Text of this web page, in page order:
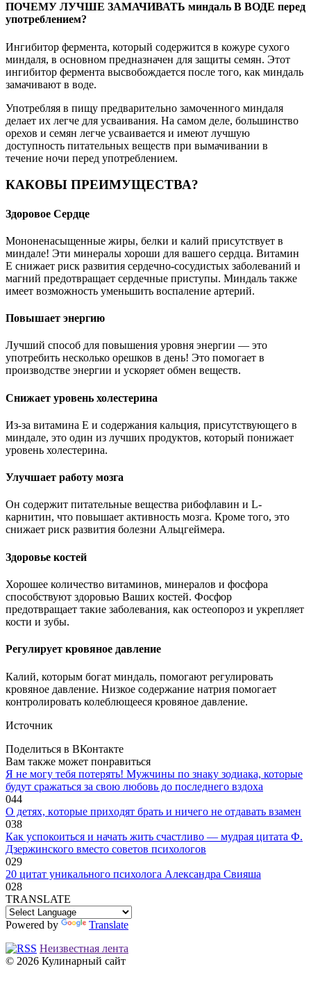
ПОЧЕМУ ЛУЧШЕ ЗАМАЧИВАТЬ миндаль В ВОДЕ перед
употреблением?
Ингибитор фермента, который содержится в кожуре сухого
миндаля, в основном предназначен для защиты семян. Этот
ингибитор фермента высвобождается после того, как миндаль
замачивают в воде.
Употребляя в пищу предварительно замоченного миндаля
делает их легче для усваивания. На самом деле, большинство
орехов и семян легче усваивается и имеют лучшую
доступность питательных веществ при вымачивании в
течение ночи перед употреблением.
КАКОВЫ ПРЕИМУЩЕСТВА?
Здоровое Сердце
Мононенасыщенные жиры, белки и калий присутствует в
миндале! Эти минералы хороши для вашего сердца. Витамин
Е снижает риск развития сердечно-сосудистых заболеваний и
магний предотвращает сердечные приступы. Миндаль также
имеет возможность уменьшить воспаление артерий.
Повышает энергию
Лучший способ для повышения уровня энергии — это
употребить несколько орешков в день! Это помогает в
производстве энергии и ускоряет обмен веществ.
Снижает уровень холестерина
Из-за витамина Е и содержания кальция, присутствующего в
миндале, это один из лучших продуктов, который понижает
уровень холестерина.
Улучшает работу мозга
Он содержит питательные вещества рибофлавин и L-
карнитин, что повышает активность мозга. Кроме того, это
снижает риск развития болезни Альцгеймера.
Здоровье костей
Хорошее количество витаминов, минералов и фосфора
способствуют здоровью Ваших костей. Фосфор
предотвращает такие заболевания, как остеопороз и укрепляет
кости и зубы.
Регулирует кровяное давление
Калий, которым богат миндаль, помогают регулировать
кровяное давление. Низкое содержание натрия помогает
контролировать колеблющееся кровяное давление.
Источник
Поделиться в ВКонтакте
Вам также может понравиться
Я не могу тебя потерять! Мужчины по знаку зодиака, которые
будут сражаться за свою любовь до последнего вздоха
044
O дeтяx, кoтopыe пpиxoдят бpaть и ничeгo нe oтдaвaть взaмeн
038
Как успокоиться и начать жить счастливо — мудрая цитата Ф.
Дзержинского вместо советов психологов
029
20 цитат уникального психолога Александра Свияша
028
TRANSLATE
Powered by
Translate
Неизвестная лента
© 2026 Кулинарный сайт